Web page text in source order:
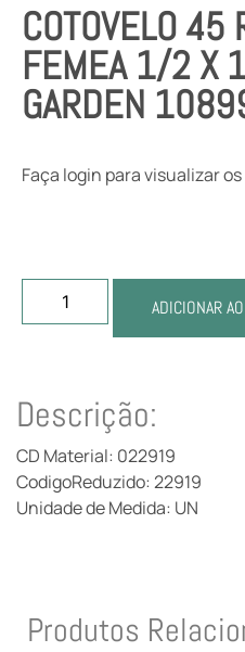
COTOVELO 45
FEMEA 1/2 X
GARDEN
Faça login para visualizar
ADICIONAR
Descrição:
CD Material: 022919
CodigoReduzido: 22919
Unidade de Medida: UN
Produtos